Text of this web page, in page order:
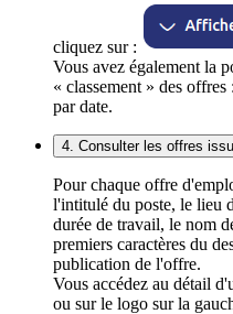
cliquez sur :
Vous avez également la
« classement » des
par date.
4. Consulter les offres
Pour chaque offre
l'intitulé du poste, le lieu
durée de travail, le nom
premiers caractères du
publication de l'offre.
Vous accédez au détail
ou sur le logo sur la